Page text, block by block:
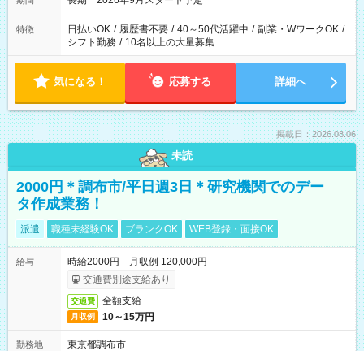
特徴 日払いOK / 履歴書不要 / 40～50代活躍中 / 副業・WワークOK /
シフト勤務 / 10名以上の大量募集
気になる！ 応募する 詳細へ
掲載日：2026.08.06
未読
2000円＊調布市/平日週3日＊研究機関でのデー
タ作成業務！
派遣 職種未経験OK ブランクOK WEB登録・面接OK
給与
時給2000円 月収例 120,000円
交通費別途支給あり
交通費 全額支給
月収例 10～15万円
勤務地
東京都調布市